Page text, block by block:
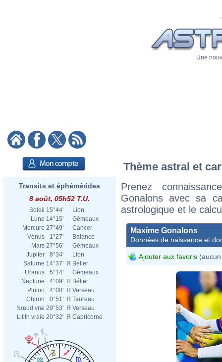
Une
Transits et éphémérides
8 août, 05h52 T.U.
Soleil 15°44'
Lion
Lune 14°15'
Gémeaux
Mercure 27°49'
Cancer
Vénus
1°27'
Balance
Mars 27°56'
Gémeaux
Jupiter
8°34'
Lion
Saturne 14°37' Я Bélier
Uranus
5°14'
Gémeaux
Neptune
4°09' Я Bélier
Pluton
4°00' Я Verseau
Chiron
0°51' Я Taureau
Nœud vrai 29°53' Я Verseau
Lilith vraie 20°32' Я Capricorne
Thème astral et
Prenez
Gonalons avec sa
astrologique et le
Maxime Gonalons
Données de naissance et
Ajouter aux favoris